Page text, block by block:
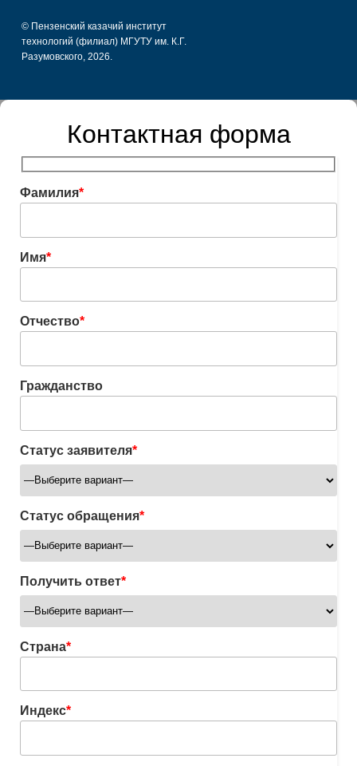
© Пензенский казачий институт
технологий (филиал) МГУТУ им. К.Г.
Разумовского, 2026.
Контактная форма
Фамилия*
Имя*
Отчество*
Гражданство
Статус заявителя*
Статус обращения*
Получить ответ*
Страна*
Индекс*